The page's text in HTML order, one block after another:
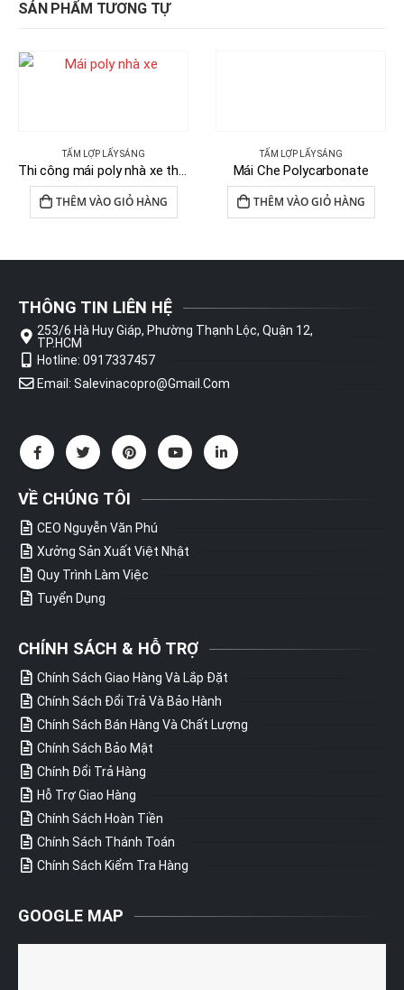
SẢN PHẨM TƯƠNG TỰ
TẤM LỢP LẤY SÁNG
Thi công mái poly nhà xe thiết kế theo yêu cầu khách hàng
THÊM VÀO GIỎ HÀNG
TẤM LỢP LẤY SÁNG
Mái Che Polycarbonate
THÊM VÀO GIỎ HÀNG
THÔNG TIN LIÊN HỆ
253/6 Hà Huy Giáp, Phường Thạnh Lộc, Quận 12,
TP.HCM
Hotline: 0917337457
Email: Salevinacopro@gmail.com
VỀ CHÚNG TÔI
CEO Nguyễn Văn Phú
Xưởng Sản Xuất Việt Nhật
Quy Trình Làm Việc
Tuyển Dụng
CHÍNH SÁCH & HỖ TRỢ
Chính Sách Giao Hàng Và Lắp Đặt
Chính Sách Đổi Trả Và Bảo Hành
Chính Sách Bán Hàng Và Chất Lượng
Chính Sách Bảo Mật
Chính Đổi Trả Hàng
Hỗ Trợ Giao Hàng
Chính Sách Hoàn Tiền
Chính Sách Thánh Toán
Chính Sách Kiểm Tra Hàng
GOOGLE MAP